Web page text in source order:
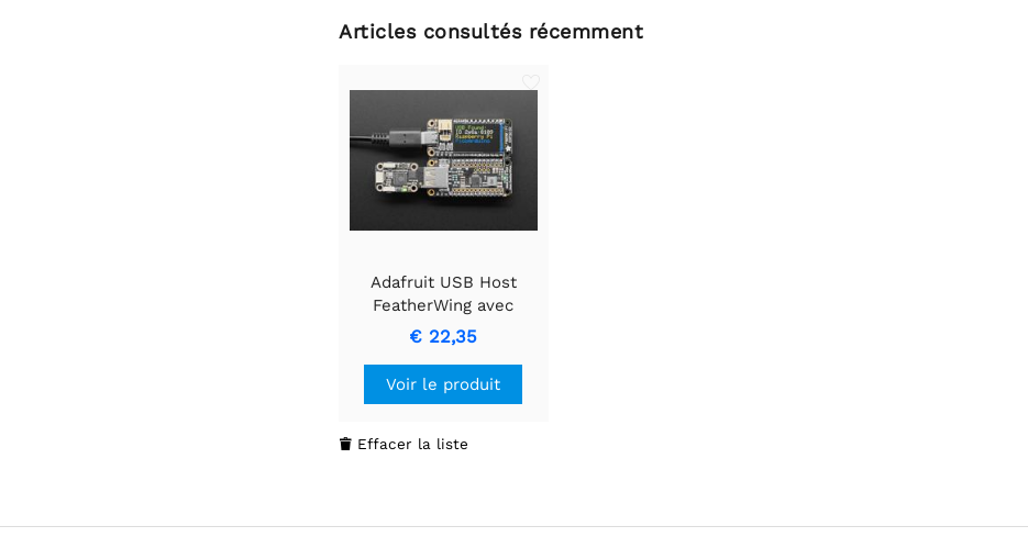
Articles consultés récemment
Adafruit USB Host
FeatherWing avec
MAX3421E
€ 22,35
Voir le produit
 Effacer la liste